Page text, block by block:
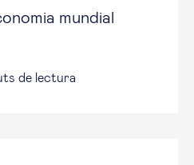
mundial
de lectura